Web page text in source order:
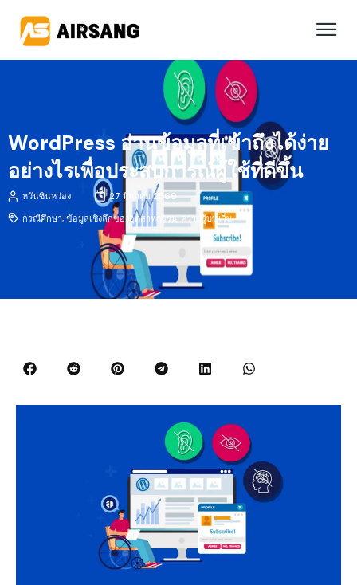
WordPress อ่านข้อมูลที่เข้าถึงได้ง่าย
อย่างไรเพื่อประสบการณ์ผู้ใช้ที่ดีขึ้น
หวันซินหว่อง
27 มีนาคม 2569
กรณีศึกษา,ข้อมูลเชิงลึกของอุตสาหกรรม,ความรู้บนเว็บ